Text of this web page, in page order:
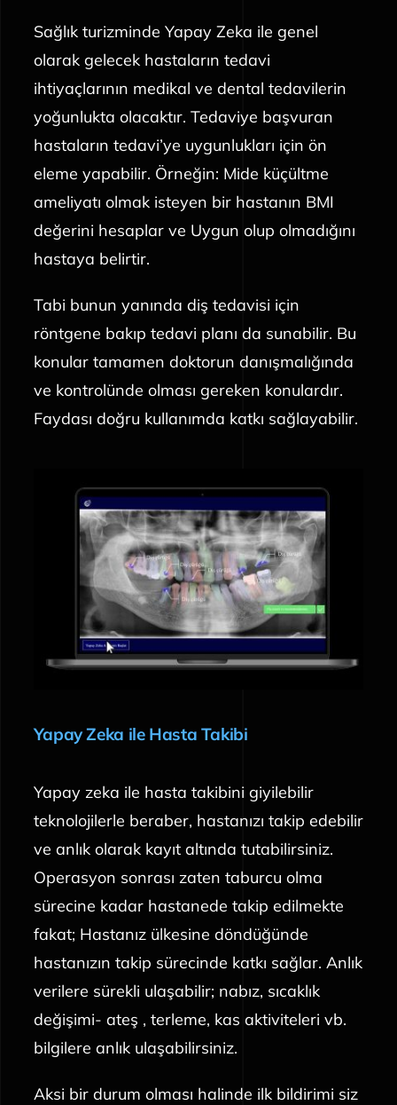
Sağlık turizminde Yapay Zeka ile genel
olarak gelecek hastaların tedavi
ihtiyaçlarının medikal ve dental tedavilerin
yoğunlukta olacaktır. Tedaviye başvuran
hastaların tedavi’ye uygunlukları için ön
eleme yapabilir. Örneğin: Mide küçültme
ameliyatı olmak isteyen bir hastanın BMI
değerini hesaplar ve Uygun olup olmadığını
hastaya belirtir.
Tabi bunun yanında diş tedavisi için
röntgene bakıp tedavi planı da sunabilir. Bu
konular tamamen doktorun danışmalığında
ve kontrolünde olması gereken konulardır.
Faydası doğru kullanımda katkı sağlayabilir.
Yapay Zeka ile Hasta Takibi
Yapay zeka ile hasta takibini giyilebilir
teknolojilerle beraber, hastanızı takip edebilir
ve anlık olarak kayıt altında tutabilirsiniz.
Operasyon sonrası zaten taburcu olma
sürecine kadar hastanede takip edilmekte
fakat; Hastanız ülkesine döndüğünde
hastanızın takip sürecinde katkı sağlar. Anlık
verilere sürekli ulaşabilir; nabız, sıcaklık
değişimi- ateş , terleme, kas aktiviteleri vb.
bilgilere anlık ulaşabilirsiniz.
Aksi bir durum olması halinde ilk bildirimi siz